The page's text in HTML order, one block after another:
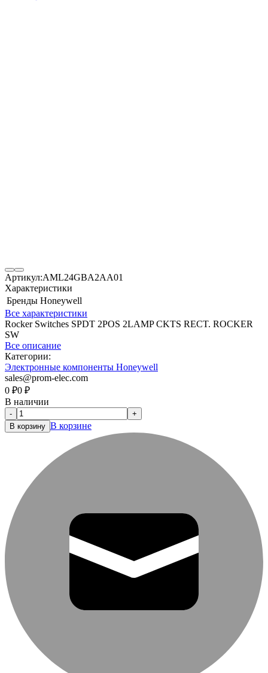
Артикул:AML24GBA2AA01
Характеристики
Бренды Honeywell
Все характеристики
Rocker Switches SPDT 2POS 2LAMP CKTS RECT. ROCKER
SW
Все описание
Категории:
Электронные компоненты Honeywell
sales@prom-elec.com
0 ₽0 ₽
В наличии
-
+
В корзину В корзине